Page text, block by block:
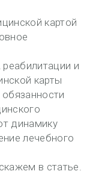
картой
и
карты
динамику
лечебного
в статье.